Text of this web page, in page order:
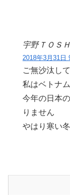
宇野ＴＯＳ
2018年3月31日
ご無沙汰し
私はベトナ
今年の日本
りません
やはり寒い